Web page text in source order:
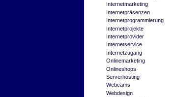
Internetmarketing
Internetpräsenzen
Internetprogrammierung
Internetprojekte
Internetprovider
Internetservice
Internetzugang
Onlinemarketing
Onlineshops
Serverhosting
Webcams
Webdesign